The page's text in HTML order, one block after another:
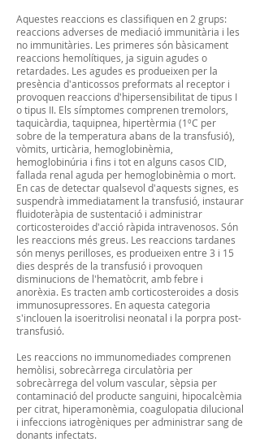
Aquestes reaccions es classifiquen en 2 grups:
reaccions adverses de mediació immunitària i les
no immunitàries. Les primeres són bàsicament
reaccions hemolítiques, ja siguin agudes o
retardades. Les agudes es produeixen per la
presència d'anticossos preformats al receptor i
provoquen reaccions d'hipersensibilitat de tipus I
o tipus II. Els símptomes comprenen tremolors,
taquicàrdia, taquipnea, hipertèrmia (1ºC per
sobre de la temperatura abans de la transfusió),
vòmits, urticària, hemoglobinèmia,
hemoglobinúria i fins i tot en alguns casos CID,
fallada renal aguda per hemoglobinèmia o mort.
En cas de detectar qualsevol d'aquests signes, es
suspendrà immediatament la transfusió, instaurar
fluidoteràpia de sustentació i administrar
corticosteroides d'acció ràpida intravenosos. Són
les reaccions més greus. Les reaccions tardanes
són menys perilloses, es produeixen entre 3 i 15
dies després de la transfusió i provoquen
disminucions de l'hematòcrit, amb febre i
anorèxia. Es tracten amb corticosteroides a dosis
immunosupressores. En aquesta categoria
s'inclouen la isoeritrolisi neonatal i la porpra post-
transfusió.
Les reaccions no immunomediades comprenen
hemòlisi, sobrecàrrega circulatòria per
sobrecàrrega del volum vascular, sèpsia per
contaminació del producte sanguini, hipocalcèmia
per citrat, hiperamonèmia, coagulopatia dilucional
i infeccions iatrogèniques per administrar sang de
donants infectats.